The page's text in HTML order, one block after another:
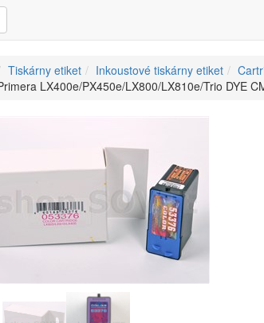
Tiskárny etiket Inkoustové tiskárny etiket
LX400e/PX450e/LX800/LX810e/Trio DYE